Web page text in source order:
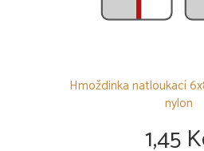
Hmoždinka natloukací
nylon
1,45